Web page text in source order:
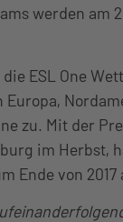
werden am
ESL One
zu. Mit der
im Herbst,
Ende von 2017